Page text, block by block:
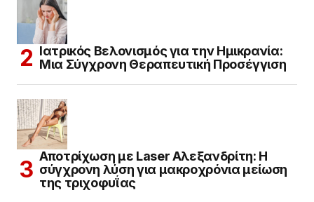
Ιατρικός Βελονισμός για την Ημικρανία:
Μια Σύγχρονη Θεραπευτική Προσέγγιση
Αποτρίχωση με Laser Αλεξανδρίτη: Η
σύγχρονη λύση για μακροχρόνια μείωση
της τριχοφυΐας